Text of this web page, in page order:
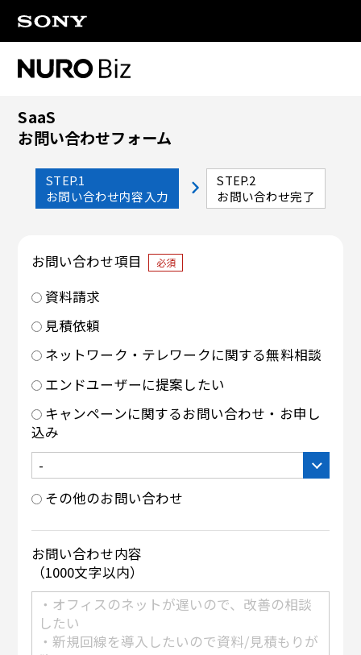
SaaS
お問い合わせフォーム
STEP.1
お問い合わせ内容入力
STEP.2
お問い合わせ完了
お問い合わせ項目 必須
資料請求
見積依頼
ネットワーク・テレワークに関する無料相談
エンドユーザーに提案したい
キャンペーンに関するお問い合わせ・お申し
込み
その他のお問い合わせ
お問い合わせ内容
（1000文字以内）